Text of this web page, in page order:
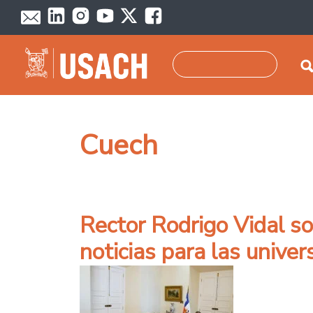
Pasar al contenido principal
Cuech
Rector Rodrigo Vidal
noticias para las